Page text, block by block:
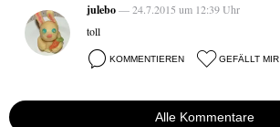
julebo— 24.7.2015 um 12:39 Uhr
toll
KOMMENTIEREN GEFÄLLT MIR
Alle Kommentare